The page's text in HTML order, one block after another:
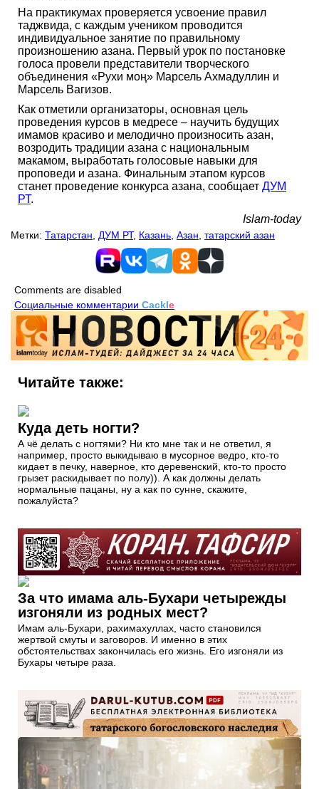
На практикумах проверяется усвоение правил
таджвида, с каждым учеником проводится
индивидуальное занятие по правильному
произношению азана. Первый урок по постановке
голоса провели представители творческого
объединения «Рухи моң» Марсель Ахмадуллин и
Марсель Вагизов.
Как отметили организаторы, основная цель
проведения курсов в медресе – научить будущих
имамов красиво и мелодично произносить азан,
возродить традиции азана с национальным
макамом, выработать голосовые навыки для
проповеди и азана. Финальным этапом курсов
станет проведение конкурса азана, сообщает ДУМ
РТ.
Islam-today
Метки: Татарстан ДУМ РТ, Казань Азан татарский азан
Comments are disabled
Социальные комментарии Cackle
Читайте также:
Куда деть ногти?
А чё делать с ногтями? Ни кто мне так и не ответил, я
например, просто выкидываю в мусорное ведро, кто-то
кидает в печку, наверное, кто деревенский, кто-то просто
грызет раскидывает по полу)). А как должны делать
нормальные пацаны, ну а как по сунне, скажите,
пожалуйста?
За что имама аль-Бухари четырежды
изгоняли из родных мест?
Имам аль-Бухари, рахимахуллах, часто становился
жертвой смуты и заговоров. И именно в этих
обстоятельствах закончилась его жизнь. Его изгоняли из
Бухары четыре раза.